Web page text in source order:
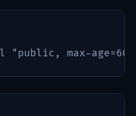
"public, max-age=60,